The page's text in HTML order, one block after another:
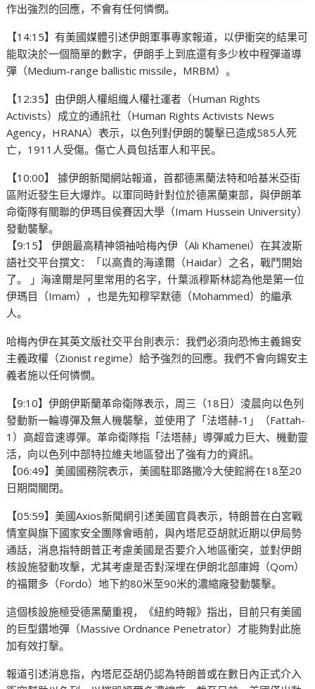
作出強烈的回應，不會有任何憐憫。
【14:15】有美國媒體引述伊朗軍事專家報道，以伊衝突的結果可
能取決於一個簡單的數字，伊朗手上到底還有多少枚中程彈道導
彈（Medium-range ballistic missile，MRBM）。
【12:35】由伊朗人權組織人權社運者（Human Rights
Activists）成立的通訊社（Human Rights Activists News
Agency，HRANA）表示，以色列對伊朗的襲擊已造成585人死
亡，1911人受傷。傷亡人員包括軍人和平民。
【10:00】 據伊朗新聞網站報道，首都德黑蘭法特和哈基米亞街
區附近發生巨大爆炸。以軍同時針對位於德黑蘭東部，與伊朗革
命衛隊有關聯的伊瑪目侯賽因大學（Imam Hussein University）
發動襲擊。
【9:15】 伊朗最高精神領袖哈梅內伊（Ali Khamenei）在其波斯
語社交平台撰文：「以高貴的海達爾（Haidar）之名，戰鬥開始
了。 」海達爾是阿里常用的名字，什葉派穆斯林認為他是第一位
伊瑪目（Imam），也是先知穆罕默德（Mohammed）的繼承
人。
哈梅內伊在其英文版社交平台則表示：我們必須向恐怖主義錫安
主義政權（Zionist regime）給予強烈的回應。我們不會向錫安主
義者施以任何憐憫。
【9:10】伊朗伊斯蘭革命衛隊表示，周三（18日）淩晨向以色列
發動新一輪導彈及無人機襲擊，並使用了「法塔赫-1」（Fattah-
1）高超音速導彈。革命衛隊指「法塔赫」導彈威力巨大、機動靈
活，向以色列中部特拉維夫地區發出了強有力的資訊。
【06:49】美國國務院表示，美國駐耶路撒冷大使館將在18至20
日期間關閉。
【05:59】美國Axios新聞網引述美國官員表示，特朗普在白宮戰
情室與旗下國家安全團隊會晤前，與內塔尼亞胡就近期以伊局勢
通話，消息指特朗普正考慮美國是否要介入地區衝突，並對伊朗
核設施發動攻擊，尤其考慮是否對深埋在伊朗北部庫姆（Qom）
的福爾多（Fordo）地下約80米至90米的濃縮廠發動襲擊。
這個核設施極受德黑蘭重視，《紐約時報》指出，目前只有美國
的巨型鑽地彈（Massive Ordnance Penetrator）才能夠對此施
加有效打擊。
報道引述消息指，內塔尼亞胡仍認為特朗普或在數日內正式介入